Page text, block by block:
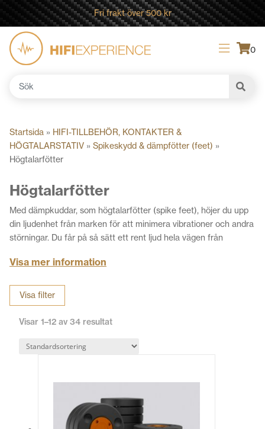
Fri frakt över 500 kr
0
Sök
Startsida » HIFI-TILLBEHÖR, KONTAKTER &
HÖGTALARSTATIV » Spikeskydd & dämpfötter (feet) »
Högtalarfötter
Högtalarfötter
Med dämpkuddar, som högtalarfötter (spike feet), höjer du upp
din ljudenhet från marken för att minimera vibrationer och andra
störningar. Du får på så sätt ett rent ljud hela vägen från
kontakta ossom du har funderingar kring högtalarfötter, akustik
Visa mer information
Visa filter
Visar 1–12 av 34 resultat